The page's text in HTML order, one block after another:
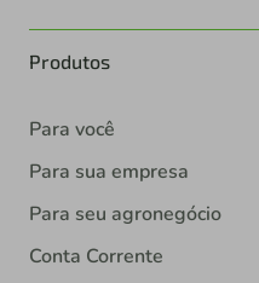
Produtos
Para você
Para sua empresa
Para seu agronegócio
Conta Corrente